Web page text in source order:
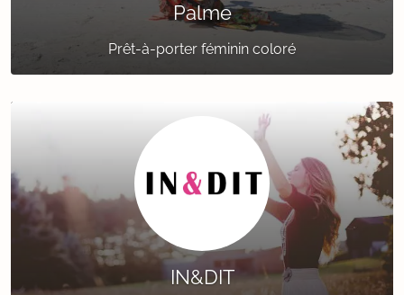
Palme
Prêt-à-porter féminin coloré
IN&DIT